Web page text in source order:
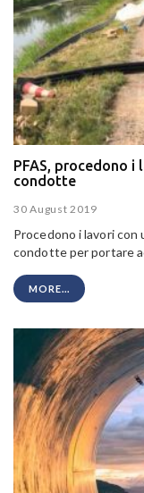
PFAS, procedono i
condotte
30 August 2019
Procedono i lavori con
condotte per portare
MORE...